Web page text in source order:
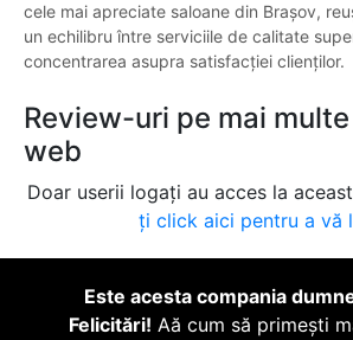
cele mai apreciate saloane din Brașov,
un echilibru între serviciile de calitate
concentrarea asupra satisfacției clienților.
Review-uri pe mai
web
Doar userii logați au acces la
ți click aici pentru a vă
Este acesta compania
Felicitări! Aă cum să primești